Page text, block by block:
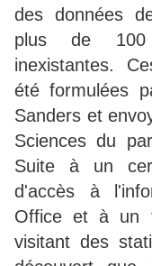
des données
plus de 100
inexistantes.
été formulées
Sanders et
Sciences du
Suite à un
d'accès à
Office et à un
visitant des